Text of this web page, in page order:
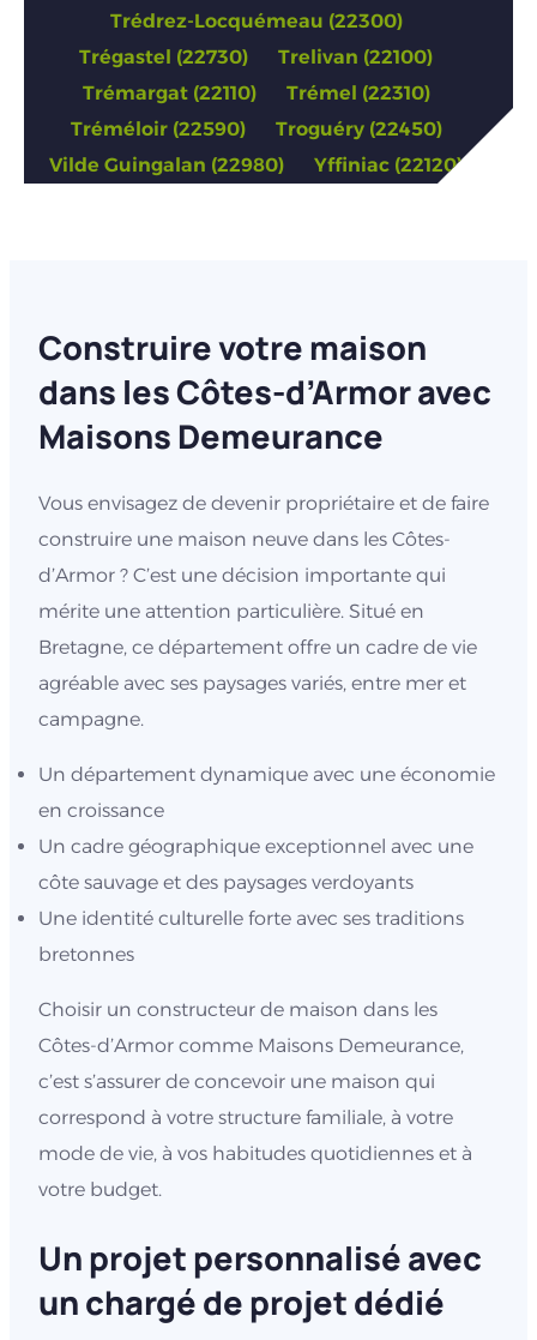
Trédrez-Locquémeau (22300)
Trégastel (22730)
Trelivan (22100)
Trémargat (22110)
Trémel (22310)
Tréméloir (22590)
Troguéry (22450)
Vilde Guingalan (22980)
Yffiniac (22120)
Construire votre maison
dans les Côtes-d’Armor avec
Maisons Demeurance
Vous envisagez de devenir propriétaire et de faire
construire une maison neuve dans les Côtes-
d’Armor ? C’est une décision importante qui
mérite une attention particulière. Situé en
Bretagne, ce département offre un cadre de vie
agréable avec ses paysages variés, entre mer et
campagne.
Un département dynamique avec une économie
en croissance
Un cadre géographique exceptionnel avec une
côte sauvage et des paysages verdoyants
Une identité culturelle forte avec ses traditions
bretonnes
Choisir un constructeur de maison dans les
Côtes-d’Armor comme Maisons Demeurance,
c’est s’assurer de concevoir une maison qui
correspond à votre structure familiale, à votre
mode de vie, à vos habitudes quotidiennes et à
votre budget.
Un projet personnalisé avec
un chargé de projet dédié